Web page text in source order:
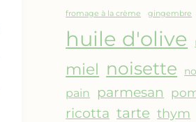
fromage à la crème gingembre
huile d'olive
miel noisette
pain
parmesan
ricotta tarte thym